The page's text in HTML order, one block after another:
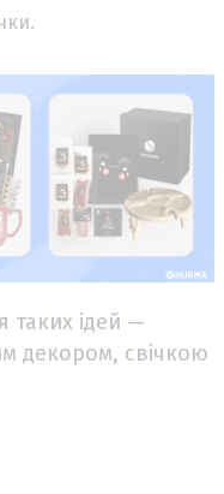
ідей —
декором, свічкою